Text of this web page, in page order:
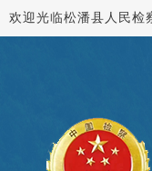
欢迎光临松潘县人民检